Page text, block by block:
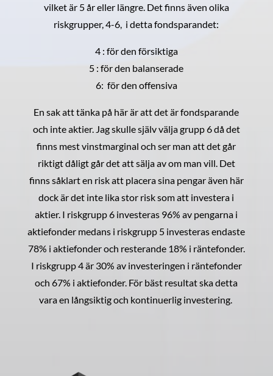
vilket är 5 år eller längre. Det finns även olika
riskgrupper, 4-6, i detta fondsparandet:
4 : för den försiktiga
5 : för den balanserade
6: för den offensiva
En sak att tänka på här är att det är fondsparande
och inte aktier. Jag skulle själv välja grupp 6 då det
finns mest vinstmarginal och ser man att det går
riktigt dåligt går det att sälja av om man vill. Det
finns såklart en risk att placera sina pengar även här
dock är det inte lika stor risk som att investera i
aktier. I riskgrupp 6 investeras 96% av pengarna i
aktiefonder medans i riskgrupp 5 investeras endaste
78% i aktiefonder och resterande 18% i räntefonder.
I riskgrupp 4 är 30% av investeringen i räntefonder
och 67% i aktiefonder. För bäst resultat ska detta
vara en långsiktig och kontinuerlig investering.